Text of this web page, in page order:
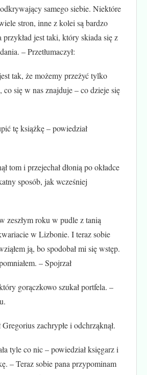
samego siebie. Niektóre
stron, inne z kolei są bardzo
jest taki, który skiada się z
– Przetłumaczył:
tak, że możemy przeżyć tylko
co się w nas znajduje – co dzieje się
tę książkę – powiedział
tom i przejechał dłonią po okładce
sposób, jak wcześniej
zeszłym roku w pudle z tanią
w Lizbonie. I teraz sobie
ją, bo spodobał mi się wstęp.
– Spojrzał
gorączkowo szukał portfela. –
zachrypłe i odchrząknął.
tyle co nic – powiedział księgarz i
– Teraz sobie pana przypominam